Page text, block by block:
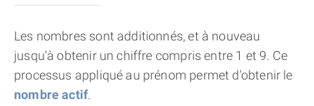
Les nombres sont additionnés, et à nouveau
jusqu'à obtenir un chiffre compris entre 1 et 9. Ce
processus appliqué au prénom permet d'obtenir le
nombre actif.